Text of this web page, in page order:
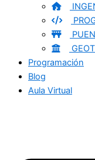
Programación
Blog
Aula Virtual